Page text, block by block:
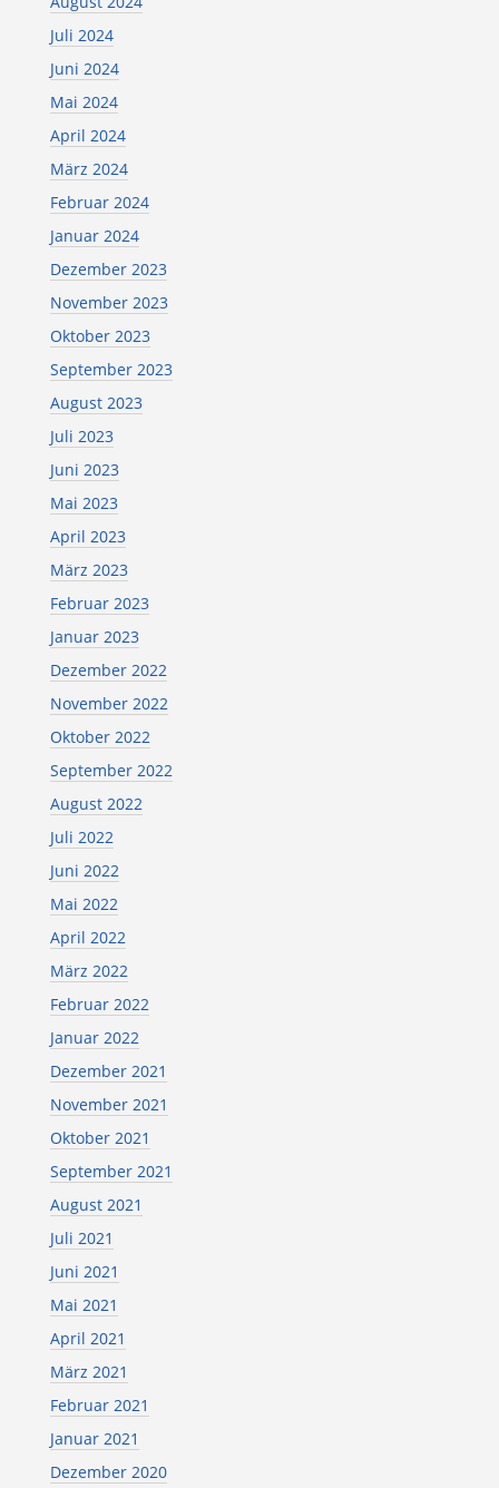
Juli 2024
Juni 2024
Mai 2024
April 2024
März 2024
Februar 2024
Januar 2024
Dezember 2023
November 2023
Oktober 2023
September 2023
August 2023
Juli 2023
Juni 2023
Mai 2023
April 2023
März 2023
Februar 2023
Januar 2023
Dezember 2022
November 2022
Oktober 2022
September 2022
August 2022
Juli 2022
Juni 2022
Mai 2022
April 2022
März 2022
Februar 2022
Januar 2022
Dezember 2021
November 2021
Oktober 2021
September 2021
August 2021
Juli 2021
Juni 2021
Mai 2021
April 2021
März 2021
Februar 2021
Januar 2021
Dezember 2020